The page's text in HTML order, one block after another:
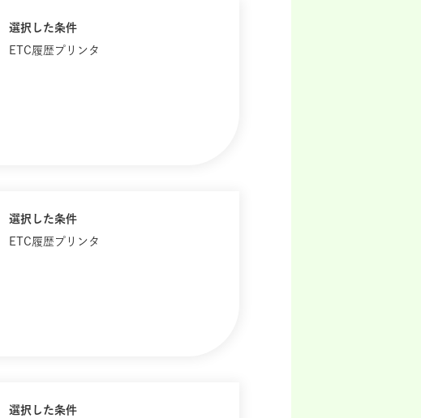
選択した条件
ETC履歴プリンタ
選択した条件
ETC履歴プリンタ
選択した条件